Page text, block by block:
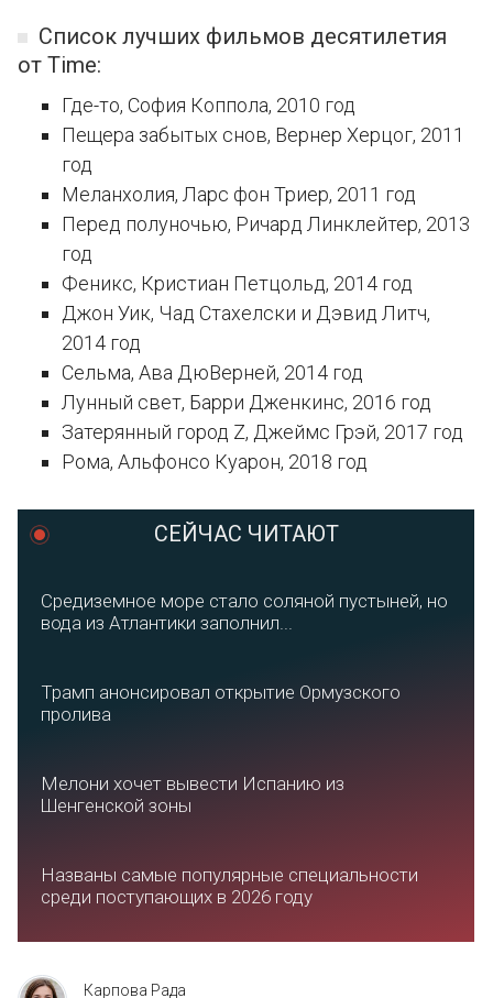
Список лучших фильмов десятилетия
от Time:
Где-то, София Коппола, 2010 год
Пещера забытых снов, Вернер Херцог, 2011
год
Меланхолия, Ларс фон Триер, 2011 год
Перед полуночью, Ричард Линклейтер, 2013
год
Феникс, Кристиан Петцольд, 2014 год
Джон Уик, Чад Стахелски и Дэвид Литч,
2014 год
Сельма, Ава ДюВерней, 2014 год
Лунный свет, Барри Дженкинс, 2016 год
Затерянный город Z, Джеймс Грэй, 2017 год
Рома, Альфонсо Куарон, 2018 год
СЕЙЧАС ЧИТАЮТ
Средиземное море стало соляной пустыней, но
вода из Атлантики заполнил...
Трамп анонсировал открытие Ормузского
пролива
Мелони хочет вывести Испанию из
Шенгенской зоны
Названы самые популярные специальности
среди поступающих в 2026 году
Карпова Рада